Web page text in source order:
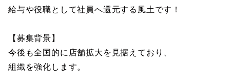
給与や役職として社員へ還元する風土です！
【募集背景】
今後も全国的に店舗拡大を見据えており、
組織を強化します。